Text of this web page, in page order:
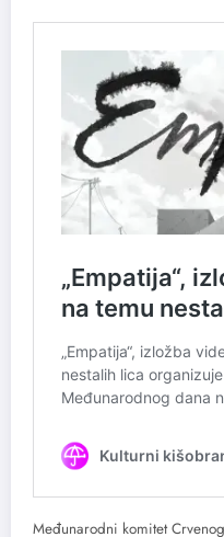
Međunarodni komitet